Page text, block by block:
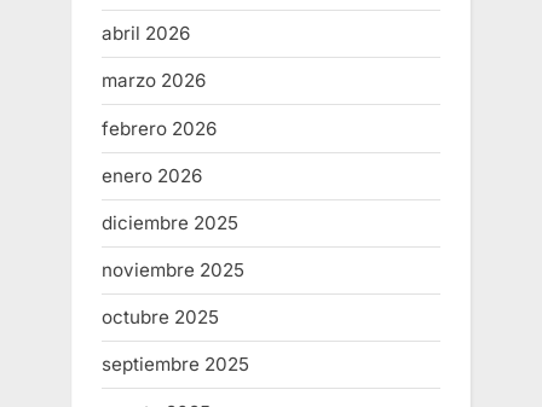
abril 2026
marzo 2026
febrero 2026
enero 2026
diciembre 2025
noviembre 2025
octubre 2025
septiembre 2025